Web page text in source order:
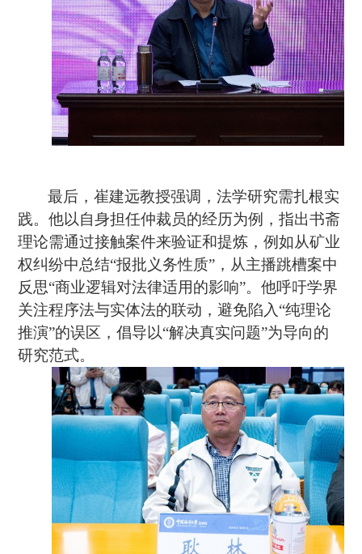
最后，崔建远教授强调，法学研究需扎根实
践。他以自身担任仲裁员的经历为例，指出书斋
理论需通过接触案件来验证和提炼，例如从矿业
权纠纷中总结“报批义务性质”，从主播跳槽案中
反思“商业逻辑对法律适用的影响”。他呼吁学界
关注程序法与实体法的联动，避免陷入“纯理论
推演”的误区，倡导以“解决真实问题”为导向的
研究范式。